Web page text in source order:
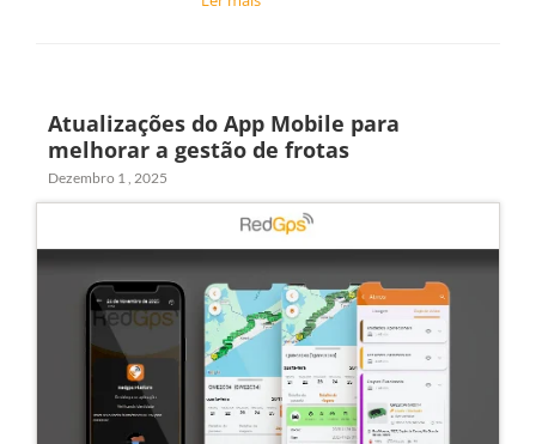
Atualizações do App Mobile para
melhorar a gestão de frotas
Dezembro 1 , 2025